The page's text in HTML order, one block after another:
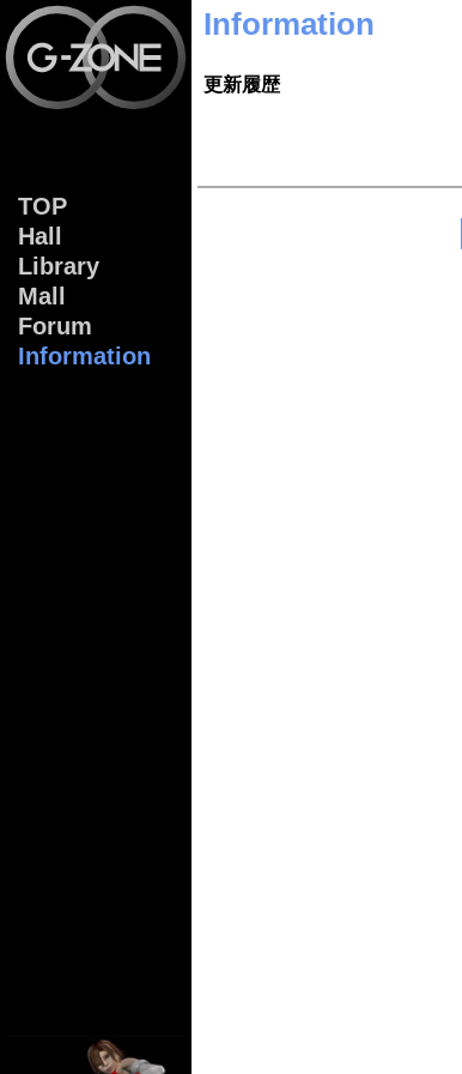
TOP
Hall
Library
Mall
Forum
Information
Information
更新履歴